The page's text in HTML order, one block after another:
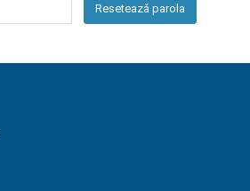
Resetează parola